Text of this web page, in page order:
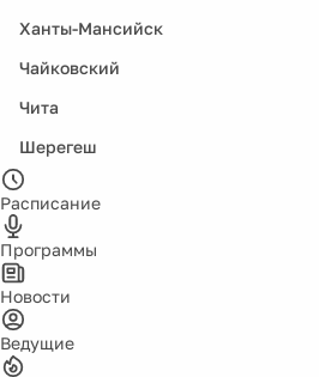
Ханты-Мансийск
Чайковский
Чита
Шерегеш
Расписание
Программы
Новости
Ведущие